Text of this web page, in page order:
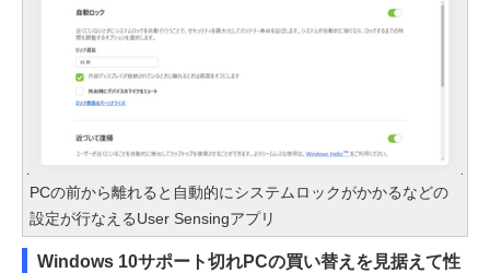
PCの前から離れると自動的にシステムロックがかかるなどの
設定が行なえるUser Sensingアプリ
Windows 10サポート切れPCの買い替えを見据えて性